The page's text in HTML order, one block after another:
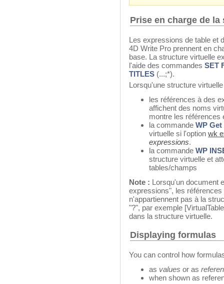
Prise en charge de
Les expressions de table et
4D Write Pro prennent en
base. La structure virtuelle
l'aide des commandes SET
TITLES (...;*).
Lorsqu'une structure
les références à des
affichent des noms
montre les références
la commande WP
virtuelle si l'option wk
expressions.
la commande WP
structure virtuelle et
tables/champs
Note : Lorsqu'un document
expressions", les
n'appartiennent pas à la
"?", par exemple
dans la structure virtuelle.
Displaying formulas
You can control how
as values or as
when shown as